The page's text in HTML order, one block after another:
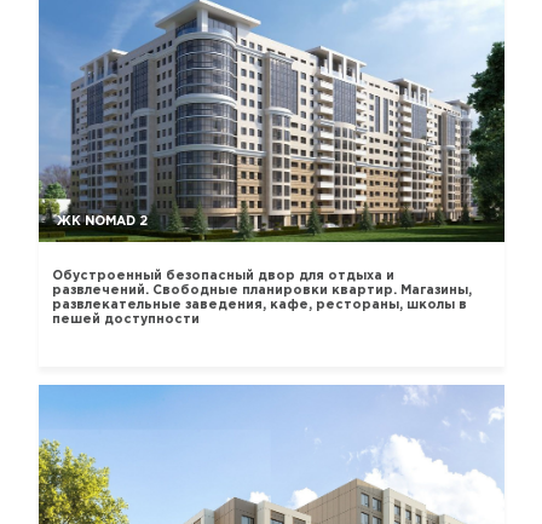
ЖК NOMAD 2
Обустроенный безопасный двор для отдыха и
развлечений. Свободные планировки квартир. Магазины,
развлекательные заведения, кафе, рестораны, школы в
пешей доступности